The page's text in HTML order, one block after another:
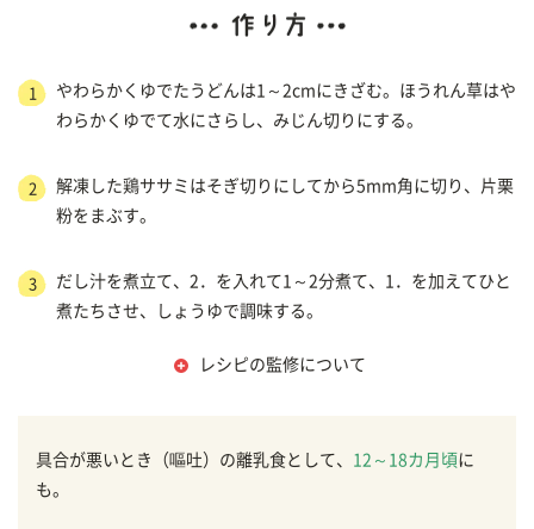
1
やわらかくゆでたうどんは1～2cmにきざむ。ほうれん草はや
わらかくゆでて水にさらし、みじん切りにする。
2
解凍した鶏ササミはそぎ切りにしてから5mm角に切り、片栗
粉をまぶす。
3
だし汁を煮立て、2．を入れて1～2分煮て、1．を加えてひと
煮たちさせ、しょうゆで調味する。
レシピの監修について
具合が悪いとき（嘔吐）の離乳食として、 12～18カ月頃に
も。